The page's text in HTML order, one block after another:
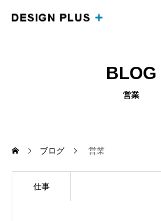
頭で思い描くイメージを実現する
信頼を土台にしたリモートワークチーム
COMPANY
BLOG
営業
ブログ 営業
仕事